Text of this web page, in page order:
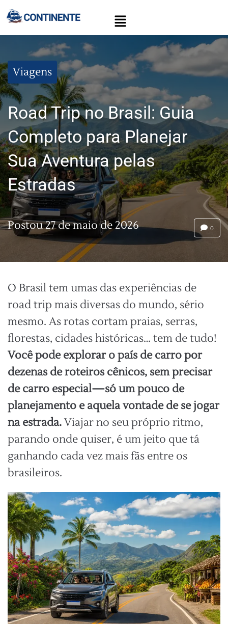
Viagens
Road Trip no Brasil: Guia
Completo para Planejar
Sua Aventura pelas
Estradas
Postou27 de maio de 2026 0
O Brasil tem umas das experiências de
road trip mais diversas do mundo, sério
mesmo. As rotas cortam praias, serras,
florestas, cidades históricas… tem de tudo!
Você pode explorar o país de carro por
dezenas de roteiros cênicos, sem precisar
de carro especial—só um pouco de
planejamento e aquela vontade de se jogar
na estrada.Viajar no seu próprio ritmo,
parando onde quiser, é um jeito que tá
ganhando cada vez mais fãs entre os
brasileiros.